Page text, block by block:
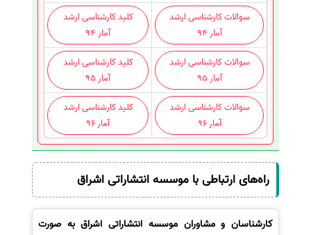
سوالات کارشناسی ارشد
آمار 94
کلید کارشناسی ارشد
آمار 94
سوالات کارشناسی ارشد
آمار 95
کلید کارشناسی ارشد
آمار 95
سوالات کارشناسی ارشد
آمار 96
کلید کارشناسی ارشد
آمار 96
راه‌های ارتباطی با موسسه انتشاراتی اشراق
کارشناسان و مشاوران موسسه انتشاراتی اشراق به صورت